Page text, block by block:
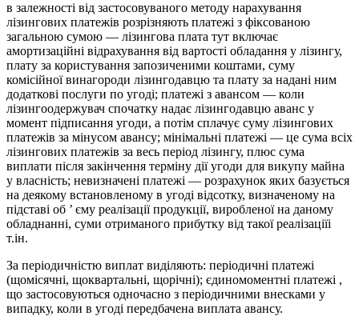
в залежності від застосовуваного методу нарахування
лізингових платежів розрізняють платежі з фіксованою
загальною сумою — лізингова плата тут включає
амортизаційні відрахування від вартості обладання у лізингу,
плату за користування запозиченими коштами, суму
комісійної винагороди лізингодавцю та плату за надані ним
додаткові послуги по угоді; платежі з авансом — коли
лізингоодержувач спочатку надає лізингодавцю аванс у
момент підписання угоди, а потім сплачує суму лізингових
платежів за мінусом авансу; мінімальні платежі — це сума всіх
лізингових платежів за весь період лізингу, плюс сума
виплати після закінчення терміну дії угоди для викупу майна
у власність; невизначені платежі — розрахунок яких базується
на деякому встановленому в угоді відсотку, визначеному на
підставі об ’ єму реалізації продукції, виробленої на даному
обладнанні, суми отриманого прибутку від такої реалізаціїі
т.ін.
За періодичністю виплат виділяють: періодичні платежі
(щомісячні, щоквартальні, щорічні); єдиномоментні платежі ,
що застосовуються одночасно з періодичними внесками у
випадку, коли в угоді передбачена виплата авансу.